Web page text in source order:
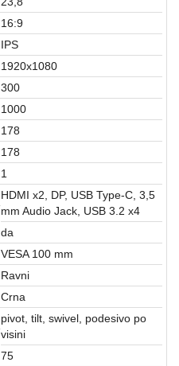
16:9
IPS
1920x1080
300
1000
178
178
1
HDMI x2, DP, USB Type-C, 3,5
mm Audio Jack, USB 3.2 x4
da
VESA 100 mm
Ravni
Crna
pivot, tilt, swivel, podesivo po
visini
75